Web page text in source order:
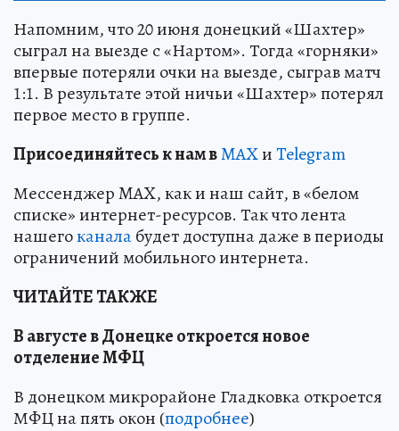
Напомним, что 20 июня донецкий «Шахтер»
сыграл на выезде с «Нартом». Тогда «горняки»
впервые потеряли очки на выезде, сыграв матч
1:1. В результате этой ничьи «Шахтер» потерял
первое место в группе.
Присоединяйтесь к нам вMAXиTelegram
Мессенджер MAX, как и наш сайт, в «белом
списке» интернет-ресурсов. Так что лента
нашегоканалабудет доступна даже в периоды
ограничений мобильного интернета.
ЧИТАЙТЕ ТАКЖЕ
В августе в Донецке откроется новое
отделение МФЦ
В донецком микрорайоне Гладковка откроется
МФЦ на пять окон (подробнее)